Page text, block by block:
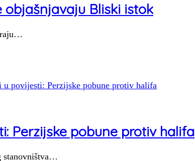
objašnjavaju Bliski istok
Perzijske pobune protiv halifa
stanovništva…